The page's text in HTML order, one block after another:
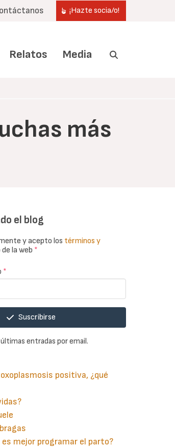
¡Hazte socia/o!
Relatos Media
más
el blog
y acepto los términos y
de la web *
*
Suscribirse
entradas por email.
positiva, ¿qué
es mejor programar el parto?